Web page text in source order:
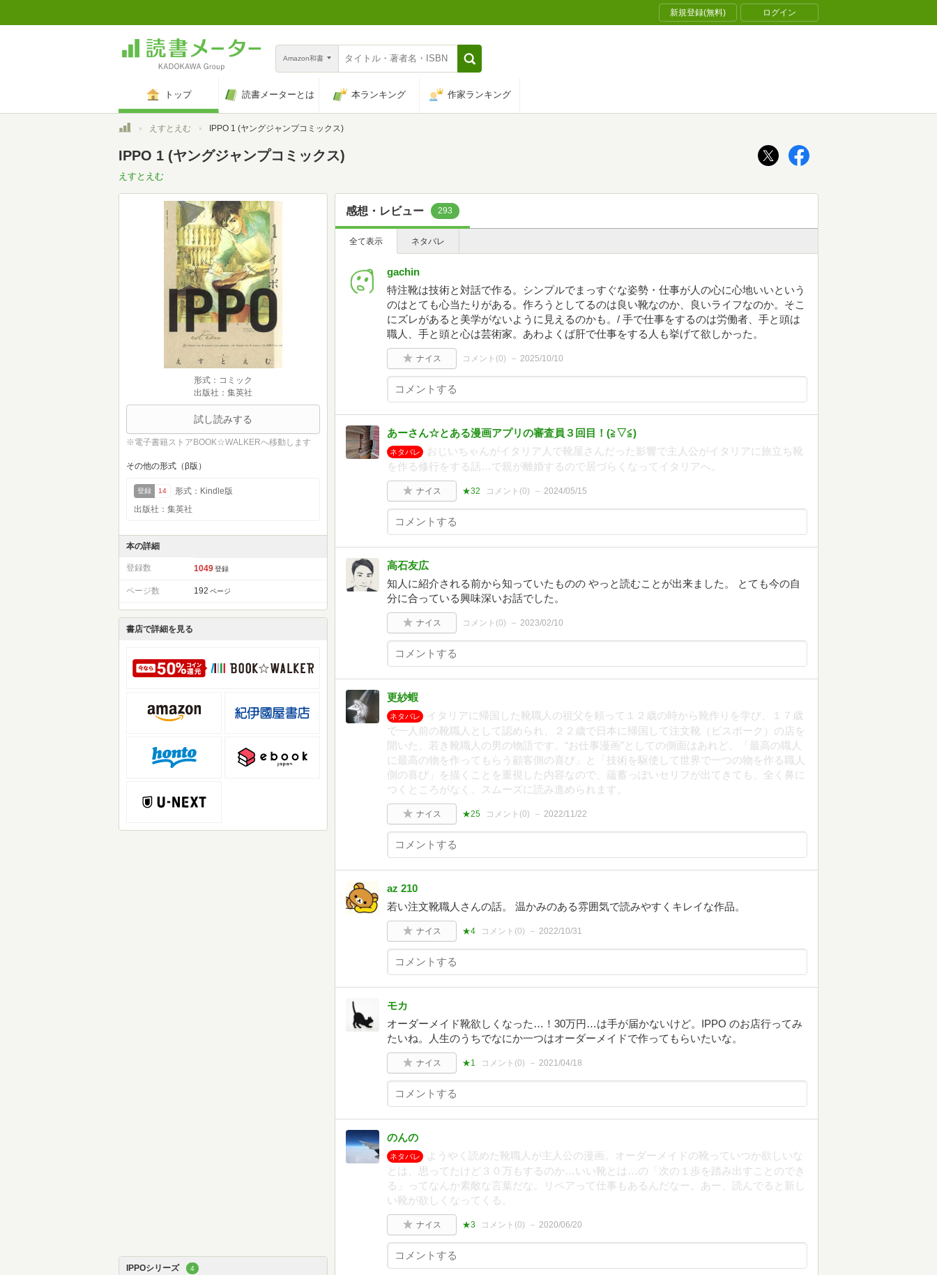
新規登録(無料) ログイン
Amazon和書
トップ 読書メーターとは 本ランキング 作家ランキング
トップえすとえむ IPPO 1 (ヤングジャンプコミックス)
IPPO 1 (ヤングジャンプコミックス)
えすとえむ
形式：コミック
出版社：集英社
試し読みする
※電子書籍ストアBOOK☆WALKERへ移動します
その他の形式（β版）
登録 14
形式：Kindle版
出版社：集英社
本の詳細
登録数 1049 登録
ページ数 192 ページ
書店で詳細を見る
IPPOシリーズ 4
感想・レビュー 293
全て表示 ネタバレ
gachin
特注靴は技術と対話で作る。シンプルでまっすぐな姿勢・仕事が人の心に心地いいという
のはとても心当たりがある。作ろうとしてるのは良い靴なのか、良いライフなのか。そこ
にズレがあると美学がないように見えるのかも。/ 手で仕事をするのは労働者、手と頭は
職人、手と頭と心は芸術家。あわよくば肝で仕事をする人も挙げて欲しかった。
ナイス コメント(0) 2025/10/10
あーさん☆とある漫画アプリの審査員３回目！(⁠≧⁠▽⁠≦⁠)
ネタバレ
おじいちゃんがイタリア人で靴屋さんだった影響で主人公がイタリアに旅立ち靴
を作る修行をする話…で親が離婚するので居づらくなってイタリアへ。
ナイス ★32 コメント(0) 2024/05/15
高石友広
知人に紹介される前から知っていたものの やっと読むことが出来ました。 とても今の自
分に合っている興味深いお話でした。
ナイス コメント(0) 2023/02/10
更紗蝦
ネタバレ
イタリアに帰国した靴職人の祖父を頼って１２歳の時から靴作りを学び、１７歳
で一人前の靴職人として認められ、２２歳で日本に帰国して注文靴（ビスポーク）の店を
開いた、若き靴職人の男の物語です。“お仕事漫画”としての側面はあれど、「最高の職人
に最高の物を作ってもらう顧客側の喜び」と「技術を駆使して世界で一つの物を作る職人
側の喜び」を描くことを重視した内容なので、蘊蓄っぽいセリフが出てきても、全く鼻に
つくところがなく、スムーズに読み進められます。
ナイス ★25 コメント(0) 2022/11/22
az 210
若い注文靴職人さんの話。 温かみのある雰囲気で読みやすくキレイな作品。
ナイス ★4 コメント(0) 2022/10/31
モカ
オーダーメイド靴欲しくなった…！30万円…は手が届かないけど。IPPO のお店行ってみ
たいね。人生のうちでなにか一つはオーダーメイドで作ってもらいたいな。
ナイス ★1 コメント(0) 2021/04/18
のんの
ネタバレ
ようやく読めた靴職人が主人公の漫画。オーダーメイドの靴っていつか欲しいな
とは、思ってたけど３０万もするのか…いい靴とは…の「次の１歩を踏み出すことのでき
る」ってなんか素敵な言葉だな。リペアって仕事もあるんだなー。あー、読んでると新し
い靴が欲しくなってくる。
ナイス ★3 コメント(0) 2020/06/20